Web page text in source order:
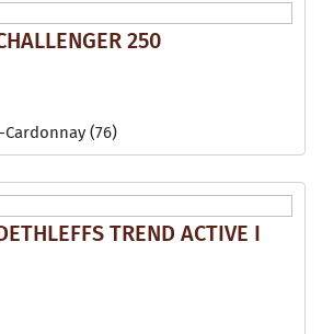
250
(76)
TREND ACTIVE I